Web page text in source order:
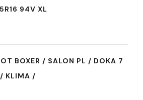
94V XL
BOXER / SALON PL / DOKA 7
KLIMA /